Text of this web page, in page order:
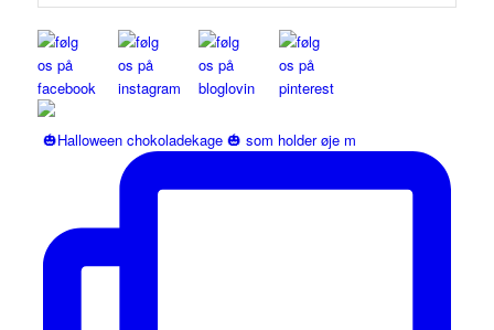
🎃Halloween chokoladekage 🎃 som holder øje m